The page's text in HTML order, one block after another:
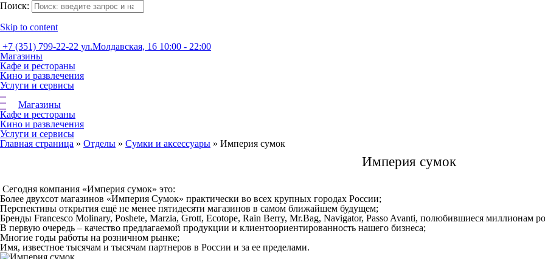
Поиск:
Skip to content
+7 (351) 799-22-22 ул.Молдавская, 16 10:00 - 22:00
Магазины
Кафе и рестораны
Кино и развлечения
Услуги и сервисы
Магазины
Кафе и рестораны
Кино и развлечения
Услуги и сервисы
Главная страница » Отделы » Сумки и аксессуары » Империя сумок
Империя сумок
Сегодня компания «Империя сумок» это:
Более двухсот магазинов «Империя Сумок» практически во всех крупных городах России;
Перспективы открытия ещё не менее пятидесяти магазинов в самом ближайшем будущем;
Бренды Francesco Molinary, Poshete, Marzia, Grott, Ecotope, Rain Berry, Mr.Bag, Navigator, Passo Avanti, полюбившиеся миллионам
В первую очередь – качество предлагаемой продукции и клиентоориентированность нашего бизнеса;
Многие годы работы на розничном рынке;
Имя, известное тысячам и тысячам партнеров в России и за ее пределами.